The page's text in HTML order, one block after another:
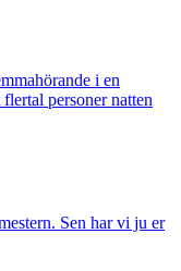
i en
personer natten
Sen har vi ju er